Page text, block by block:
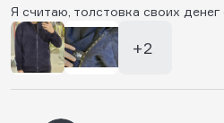
Я считаю, толстовка своих денег
+2